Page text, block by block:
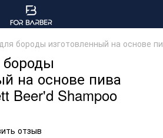
бороды изготовленный на основе
на основе пива
Beer'd Shampoo
отзыв